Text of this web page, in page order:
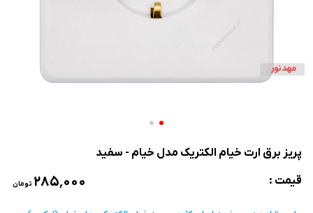
پریز برق ارت خیام الکتریک مدل خیام - سفید
قیمت :
۲۸۵٬۰۰۰ تومان